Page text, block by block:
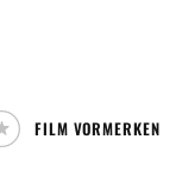
FILM VORMERKEN